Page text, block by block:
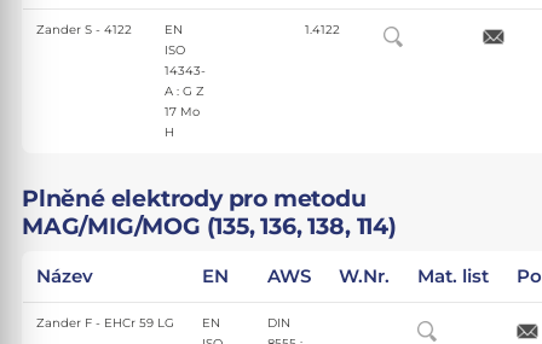
Zander S - 4122
EN
ISO
14343-
A : G Z
17 Mo
H
1.4122
Plněné elektrody pro metodu
MAG/MIG/MOG (135, 136, 138, 114)
Název EN AWS W.Nr. Mat. list
Zander F - EHCr 59 LG
EN
DIN